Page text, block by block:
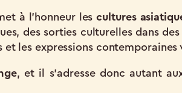
à l’honneur les cultures
des sorties culturelles dans
les expressions contemporaines
, et il s’adresse donc autant